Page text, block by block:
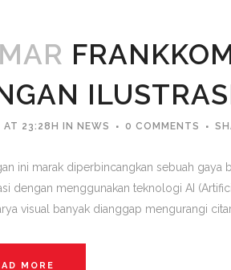
AT 23:28H IN NEWS 0 COMMENTS
ini marak diperbincangkan sebuah
dengan menggunakan teknologi AI
visual banyak dianggap mengurangi
MORE